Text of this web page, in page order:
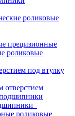
роликовые
прецизионные
роликовые
под втулку
отверстием
роликовые